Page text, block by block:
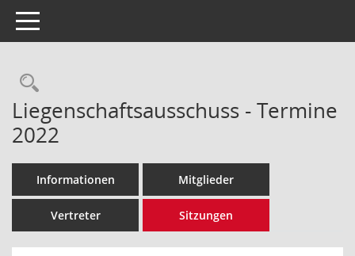
Toggle navigation
Rechercheauswahl
Liegenschaftsausschuss - Termine
2022
Informationen Mitglieder
Vertreter Sitzungen